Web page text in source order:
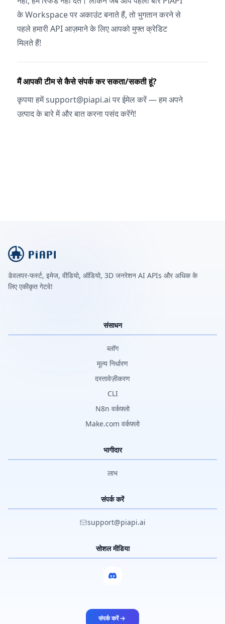
के Workspace पर अकाउंट बनाते हैं, तो भुगतान करने से
पहले हमारी API आज़माने के लिए आपको मुफ्त क्रेडिट
मिलते हैं!
मैं आपकी टीम से कैसे संपर्क कर सकता/सकती हूं?
कृपया हमें support@piapi.ai पर ईमेल करें — हम अपने
उत्पाद के बारे में और बात करना पसंद करेंगे!
डेवलपर-फर्स्ट, इमेज, वीडियो, ऑडियो, 3D जनरेशन AI APIs और अधिक के
लिए एकीकृत गेटवे!
संसाधन
ब्लॉग
मूल्य निर्धारण
दस्तावेज़ीकरण
CLI
N8n वर्कफ़्लो
Make.com वर्कफ़्लो
भागीदार
लाभ
संपर्क करें
support@piapi.ai
सोशल मीडिया
संपर्क करें